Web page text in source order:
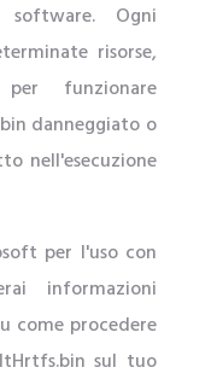
Ogni
risorse,
funzionare
danneggiato o
nell'esecuzione
per l'uso con
informazioni
come procedere
sul tuo